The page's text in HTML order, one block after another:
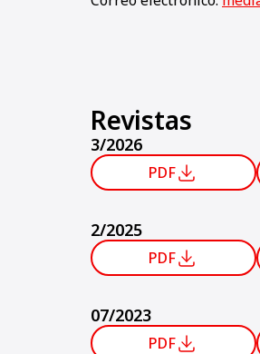
Revistas
3/2026
PDF
2/2025
PDF
07/2023
PDF